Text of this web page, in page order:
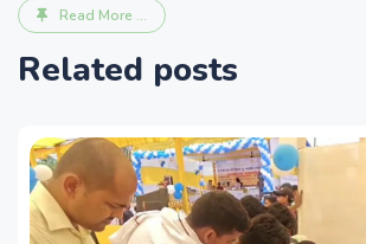
Read More ...
Related posts